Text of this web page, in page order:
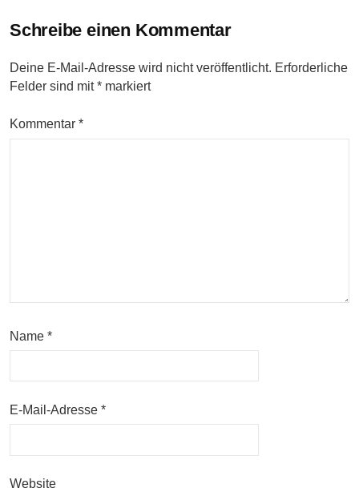
Schreibe einen Kommentar
Deine E-Mail-Adresse wird nicht veröffentlicht. Erforderliche
Felder sind mit* markiert
Kommentar *
Name *
E-Mail-Adresse *
Website